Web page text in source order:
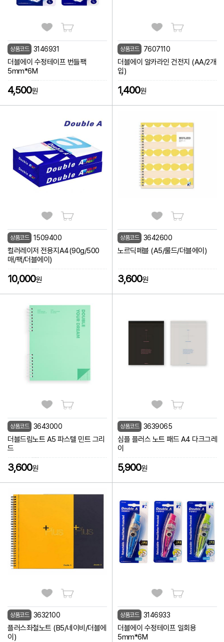
썸네 리스
상품코드 3146931
더블에이 수정테이프 번들팩
5mm*6M
4,500원
상품코드 7607110
더블에이 알카라인 건전지 (AA/2개
입)
1,400원
상품코드 1509400
컬러레이저 전용지A4(90g/500
매/팩/더블에이)
10,000원
상품코드 3642600
노르딕페블 (A5/룰드/더블에이)
3,600원
상품코드 3643000
더블드림노트 A5 파스텔 민트 그리
드
3,600원
상품코드 3639065
심플 플러스 노트 패드 A4 다크그레
이
5,900원
상품코드 3632100
플러스좌철노트 (B5/네이비/더블에
이)
상품코드 3146933
더블에이 수정테이프 일회용
5mm*6M